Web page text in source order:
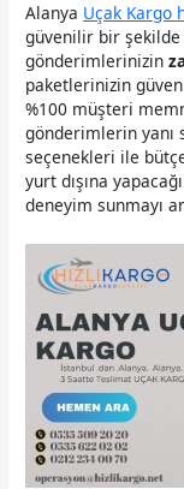
Alanya Uçak Kargo
güvenilir bir şekilde
gönderimlerinizin
paketlerinizin
%100 müşteri
gönderimlerin yanı
seçenekleri ile
yurt dışına
deneyim sunmayı